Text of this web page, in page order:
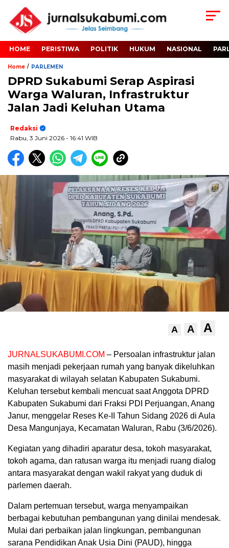
HOME PERISTIWA POLITIK HUKUM NASIONAL
Home / PARLEMEN
DPRD Sukabumi Serap Aspirasi
Warga Waluran, Infrastruktur
Jalan Jadi Keluhan Utama
Redaksi
Rabu, 3 Juni 2026 - 16:41 WIB
A A A
JURNALSUKABUMI.COM – Persoalan infrastruktur jalan
masih menjadi pekerjaan rumah yang banyak dikeluhkan
masyarakat di wilayah selatan Kabupaten Sukabumi.
Keluhan tersebut kembali mencuat saat Anggota DPRD
Kabupaten Sukabumi dari Fraksi PDI Perjuangan, Anang
Janur, menggelar Reses Ke-II Tahun Sidang 2026 di Aula
Desa Mangunjaya, Kecamatan Waluran, Rabu (3/6/2026).
Kegiatan yang dihadiri aparatur desa, tokoh masyarakat,
tokoh agama, dan ratusan warga itu menjadi ruang dialog
antara masyarakat dengan wakil rakyat yang duduk di
parlemen daerah.
Dalam pertemuan tersebut, warga menyampaikan
berbagai kebutuhan pembangunan yang dinilai mendesak.
Mulai dari perbaikan jalan lingkungan, pembangunan
sarana Pendidikan Anak Usia Dini (PAUD), hingga